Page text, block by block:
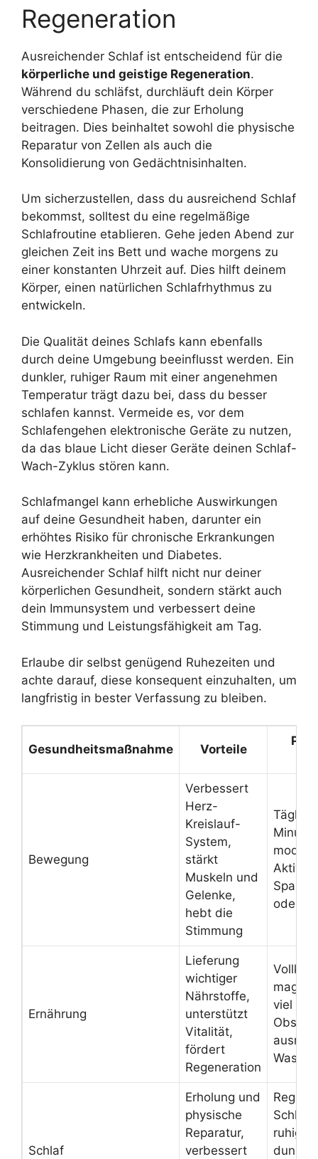
Regeneration
Ausreichender Schlaf ist entscheidend für die
körperliche und geistige Regeneration.
Während du schläfst, durchläuft dein Körper
verschiedene Phasen, die zur Erholung
beitragen. Dies beinhaltet sowohl die physische
Reparatur von Zellen als auch die
Konsolidierung von Gedächtnisinhalten.
Um sicherzustellen, dass du ausreichend Schlaf
bekommst, solltest du eine regelmäßige
Schlafroutine etablieren. Gehe jeden Abend zur
gleichen Zeit ins Bett und wache morgens zu
einer konstanten Uhrzeit auf. Dies hilft deinem
Körper, einen natürlichen Schlafrhythmus zu
entwickeln.
Die Qualität deines Schlafs kann ebenfalls
durch deine Umgebung beeinflusst werden. Ein
dunkler, ruhiger Raum mit einer angenehmen
Temperatur trägt dazu bei, dass du besser
schlafen kannst. Vermeide es, vor dem
Schlafengehen elektronische Geräte zu nutzen,
da das blaue Licht dieser Geräte deinen Schlaf-
Wach-Zyklus stören kann.
Schlafmangel kann erhebliche Auswirkungen
auf deine Gesundheit haben, darunter ein
erhöhtes Risiko für chronische Erkrankungen
wie Herzkrankheiten und Diabetes.
Ausreichender Schlaf hilft nicht nur deiner
körperlichen Gesundheit, sondern stärkt auch
dein Immunsystem und verbessert deine
Stimmung und Leistungsfähigkeit am Tag.
Erlaube dir selbst genügend Ruhezeiten und
achte darauf, diese konsequent einzuhalten, um
langfristig in bester Verfassung zu bleiben.
Gesundheitsmaßnahme Vorteile
Bewegung
Verbessert
Herz-
Kreislauf-
System,
stärkt
Muskeln und
Gelenke,
hebt die
Stimmung
Täglich
oder
Ernährung
Lieferung
wichtiger
Nährstoffe,
unterstützt
Vitalität,
fördert
Regeneration
viel
Obst,
Schlaf
Erholung und
physische
Reparatur,
verbessert
ruhige
dunkle